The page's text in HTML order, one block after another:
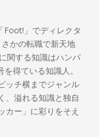
Foot!」でディレクタ
かの転職で新天地
関する知識はハンパ
得ている知識人。
ッチ横までジャンル
、溢れる知識と独自
カー」に彩りをそえ